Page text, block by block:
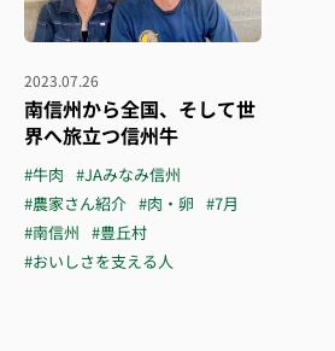
2023.07.26
南信州から全国、そして世
界へ旅立つ信州牛
#牛肉 #JAみなみ信州
#農家さん紹介 #肉・卵 #7月
#南信州 #豊丘村
#おいしさを支える人